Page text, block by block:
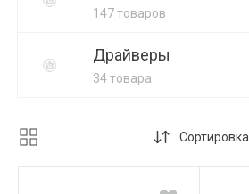
147 товаров
Драйверы
34 товара
Сортировка